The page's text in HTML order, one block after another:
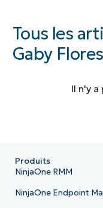
Tous les
Gaby Flores
Il n'y
Produits
NinjaOne RMM
NinjaOne Endpoint